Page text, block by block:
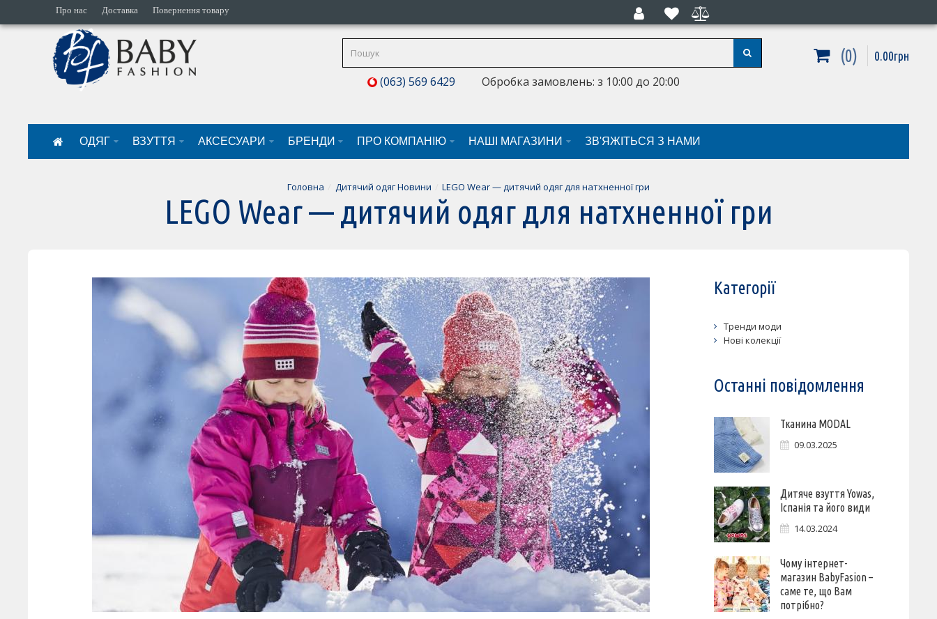
Про нас Доставка Повернення товару
(063) 569 6429 Обробка замовлень: з 10:00 до 20:00
0 0.00грн
ОДЯГ ВЗУТТЯ АКСЕСУАРИ БРЕНДИ ПРО КОМПАНІЮ НАШI МАГАЗИНИ ЗВ'ЯЖІТЬСЯ З НАМИ
Головна Дитячий одяг Новини LEGO Wear — дитячий одяг для натхненної гри
LEGO Wear — дитячий одяг для натхненної гри
Категорії
Тренди моди
Нові колекції
Останні повідомлення
Тканина MODAL
09.03.2025
Дитяче взуття Yowas,
Іспанія та його види
14.03.2024
Чому інтернет-
магазин BabyFasion –
саме те, що Вам
потрібно?